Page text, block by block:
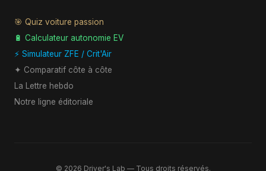
🎯 Quiz voiture passion
🔋 Calculateur autonomie EV
⚡ Simulateur ZFE / Crit'Air
✦ Comparatif côte à côte
La Lettre hebdo
Notre ligne éditoriale
© 2026 Driver's Lab — Tous droits réservés.